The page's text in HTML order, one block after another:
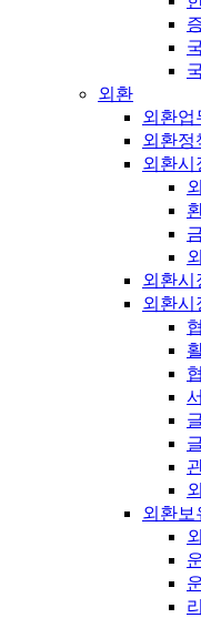
외환
외환업
외환정
외환시
외환시
외환시
외환보